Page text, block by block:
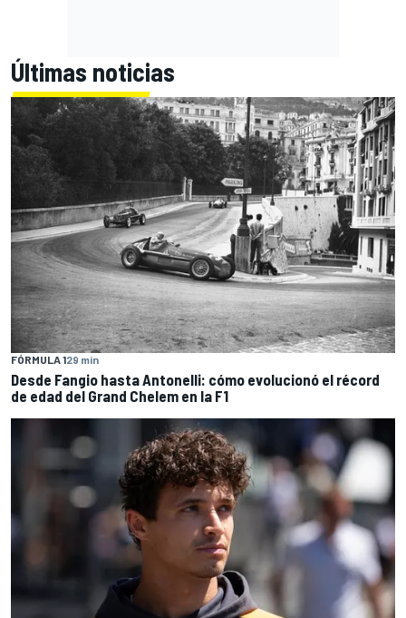
Últimas noticias
FÓRMULA 129 min
Desde Fangio hasta Antonelli: cómo evolucionó el récord
de edad del Grand Chelem en la F1